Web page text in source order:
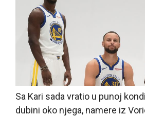
Sa Kari sada vratio u punoj
dubini oko njega, namere iz